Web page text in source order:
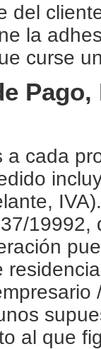
del
la
curse
a cada
al que